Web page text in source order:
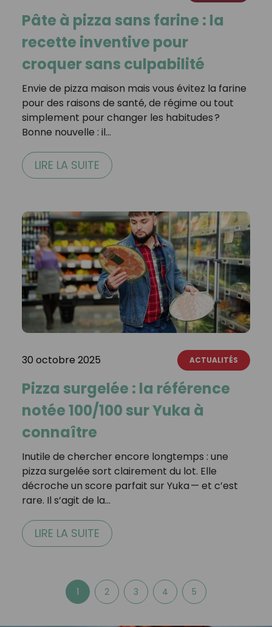
Pâte à pizza sans farine : la
recette inventive pour
croquer sans culpabilité
Envie de pizza maison mais vous évitez la farine
pour des raisons de santé, de régime ou tout
simplement pour changer les habitudes ?
Bonne nouvelle : il…
LIRE LA SUITE
30 octobre 2025 ACTUALITÉS
Pizza surgelée : la référence
notée 100/100 sur Yuka à
connaître
Inutile de chercher encore longtemps : une
pizza surgelée sort clairement du lot. Elle
décroche un score parfait sur Yuka — et c’est
rare. Il s’agit de la…
LIRE LA SUITE
1 2 3 4 5